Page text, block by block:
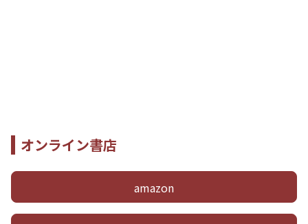
オンライン書店
amazon